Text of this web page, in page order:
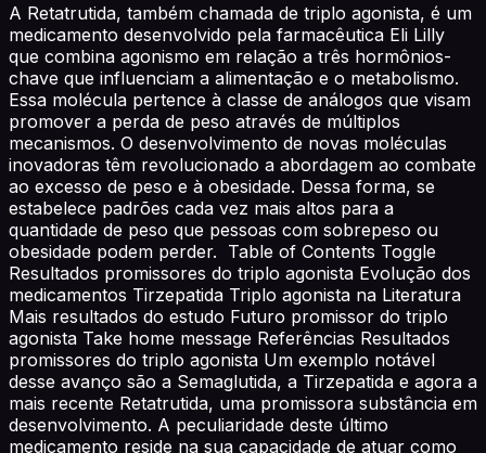
A Retatrutida, também chamada de triplo agonista, é um
medicamento desenvolvido pela farmacêutica Eli Lilly
que combina agonismo em relação a três hormônios-
chave que influenciam a alimentação e o metabolismo.
Essa molécula pertence à classe de análogos que visam
promover a perda de peso através de múltiplos
mecanismos. O desenvolvimento de novas moléculas
inovadoras têm revolucionado a abordagem ao combate
ao excesso de peso e à obesidade. Dessa forma, se
estabelece padrões cada vez mais altos para a
quantidade de peso que pessoas com sobrepeso ou
obesidade podem perder. Table of Contents Toggle
Resultados promissores do triplo agonista Evolução dos
medicamentos Tirzepatida Triplo agonista na Literatura
Mais resultados do estudo Futuro promissor do triplo
agonista Take home message Referências Resultados
promissores do triplo agonista Um exemplo notável
desse avanço são a Semaglutida, a Tirzepatida e agora a
mais recente Retatrutida, uma promissora substância em
desenvolvimento. A peculiaridade deste último
medicamento reside na sua capacidade de atuar como